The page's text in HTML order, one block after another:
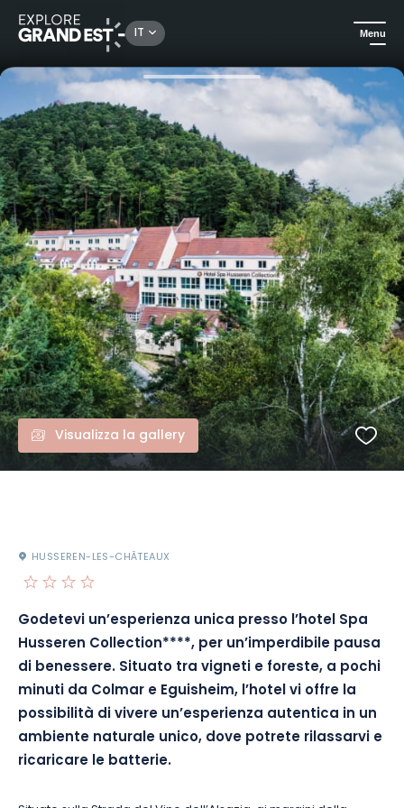
IT Menu
Alloggi di lusso Pausa benessere presso l'Hôtel Spa Husseren Collection
Visualizza la gallery
HUSSEREN-LES-CHÂTEAUX
Godetevi un’esperienza unica presso l’hotel Spa
Husseren Collection****, per un’imperdibile pausa
di benessere. Situato tra vigneti e foreste, a pochi
minuti da Colmar e Eguisheim, l’hotel vi offre la
possibilità di vivere un’esperienza autentica in un
ambiente naturale unico, dove potrete rilassarvi e
ricaricare le batterie.